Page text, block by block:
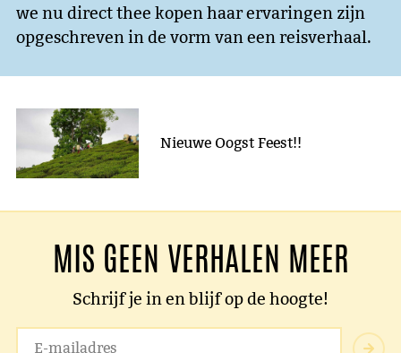
we nu direct thee kopen haar ervaringen zijn
opgeschreven in de vorm van een reisverhaal.
Nieuwe Oogst Feest!!
MIS GEEN VERHALEN MEER
Schrijf je in en blijf op de hoogte!